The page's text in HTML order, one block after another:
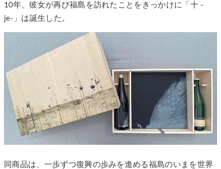
10年、彼女が再び福島を訪れたことをきっかけに「十 -
je-」は誕生した。
同商品は、一歩ずつ復興の歩みを進める福島のいまを世界